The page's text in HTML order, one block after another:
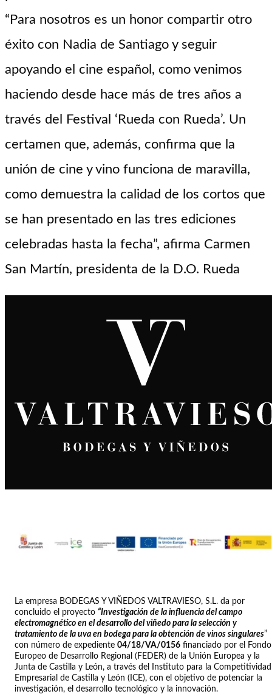
“Para nosotros es un honor compartir otro
éxito con Nadia de Santiago y seguir
apoyando el cine español, como venimos
haciendo desde hace más de tres años a
través del Festival ‘Rueda con Rueda’. Un
certamen que, además, confirma que la
unión de cine y vino funciona de maravilla,
como demuestra la calidad de los cortos que
se han presentado en las tres ediciones
celebradas hasta la fecha”, afirma Carmen
San Martín, presidenta de la D.O. Rueda
La empresa BODEGAS Y VIÑEDOS VALTRAVIESO, S.L. da por
concluido el proyecto “Investigación de la influencia del campo
electromagnético en el desarrollo del viñedo para la selección y
tratamiento de la uva en bodega para la obtención de vinos singulares”
con número de expediente 04/18/VA/0156 financiado por el Fondo
Europeo de Desarrollo Regional (FEDER) de la Unión Europea y la
Junta de Castilla y León, a través del Instituto para la Competitividad
Empresarial de Castilla y León (ICE), con el objetivo de potenciar la
investigación, el desarrollo tecnológico y la innovación.